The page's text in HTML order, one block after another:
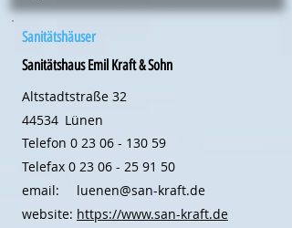
Sanitätshäuser
Sanitätshaus Emil Kraft & Sohn
Altstadtstraße 32
44534 Lünen
Telefon 0 23 06 - 130 59
Telefax 0 23 06 - 25 91 50
email:
website:
luenen@san-kraft.de
https://www.san-kraft.de